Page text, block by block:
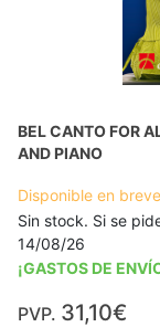
BEL CANTO FOR
AND PIANO
Disponible en breve
Sin stock. Si se
14/08/26
¡GASTOS DE
PVP. 31,10€